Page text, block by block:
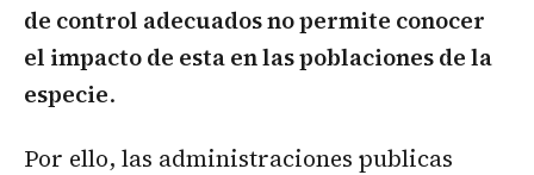
de control adecuados no permite conocer
el impacto de esta en las poblaciones de la
especie.
Por ello, las administraciones publicas